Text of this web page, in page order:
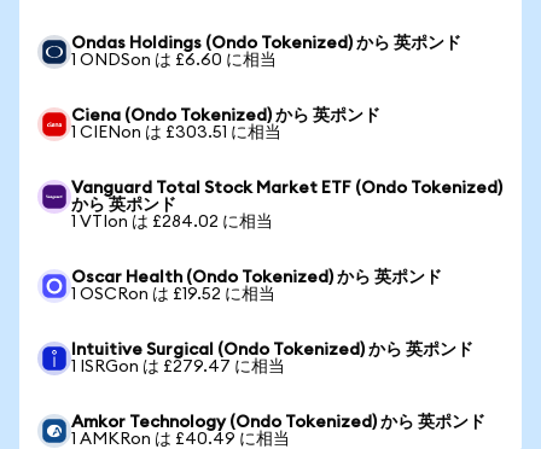
Ondas Holdings (Ondo Tokenized) から 英ポンド
1 ONDSon は £6.60 に相当
Ciena (Ondo Tokenized) から 英ポンド
1 CIENon は £303.51 に相当
Vanguard Total Stock Market ETF (Ondo Tokenized)
から 英ポンド
1 VTIon は £284.02 に相当
Oscar Health (Ondo Tokenized) から 英ポンド
1 OSCRon は £19.52 に相当
Intuitive Surgical (Ondo Tokenized) から 英ポンド
1 ISRGon は £279.47 に相当
Amkor Technology (Ondo Tokenized) から 英ポンド
1 AMKRon は £40.49 に相当